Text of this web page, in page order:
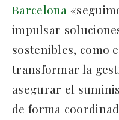
Barcelona
impulsar
sostenibles, como
transformar la
asegurar el
de forma